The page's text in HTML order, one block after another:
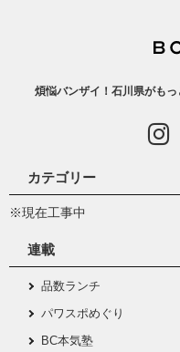
煩悩バンザイ！石川県がも
カテゴリー
※現在工事中
連載
品数ランチ
パワスポめぐり
BC本気塾